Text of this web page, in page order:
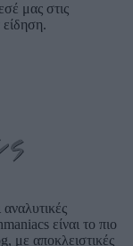
μας στις
είναι το πιο
με αποκλειστικές